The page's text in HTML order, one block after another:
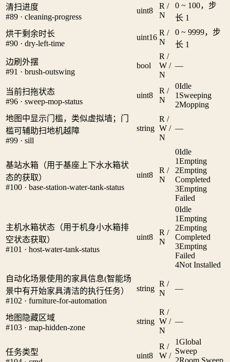
清扫进度
#89 · cleaning-progress
uint8
R /
N
0 ~ 100，步
长 1
烘干剩余时长
#90 · dry-left-time
uint16
R /
N
0 ~ 9999，步
长 1
边刷外摆
#91 · brush-outswing
bool
R /
W /
N
—
当前扫拖状态
#96 · sweep-mop-status
uint8
R /
N
0Idle
1 Sweeping
2Mopping
地图中显示门槛，类似虚拟墙；门
槛可辅助扫地机越障
#99 · sill
string
R /
W /
N
—
基站水箱（用于基座上下水水箱状
态的获取）
#100 · base-station-water-tank-status
uint8
R /
N
0Idle
1Empting
2Empting
Completed
3Empting
Failed
主机水箱状态（用于机身小水箱排
空状态获取）
#101 · host-water-tank-status
uint8
R /
N
0Idle
1Empting
2Empting
Completed
3Empting
Failed
4Not Installed
自动化场景使用的家具信息(智能场
景中有开始家具清洁的执行任务）
#102 · furniture-for-automation
string
R /
N
—
地图隐藏区域
#103 · map-hidden-zone
string
R /
W /
N
—
任务类型
uint8
R /
W /
1Global
Sweep
2Room Sweep